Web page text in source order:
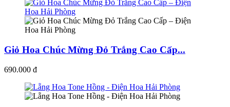
Giỏ Hoa Chúc Mừng Đỏ Trắng Cao Cấp...
690.000 đ